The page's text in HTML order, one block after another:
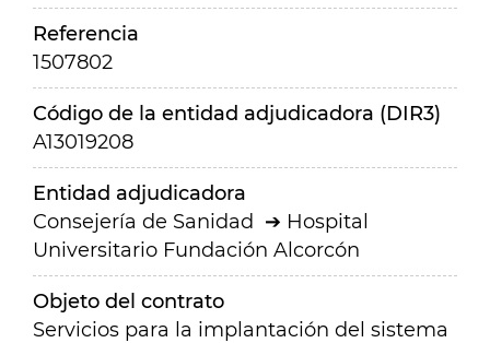
Referencia
1507802
Código de la entidad adjudicadora (DIR3)
A13019208
Entidad adjudicadora
Consejería de Sanidad
Hospital
Universitario Fundación Alcorcón
Objeto del contrato
Servicios para la implantación del sistema